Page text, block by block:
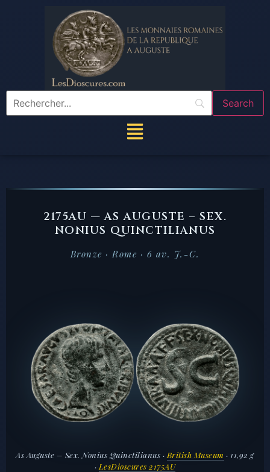
2175AU — AS AUGUSTE – SEX.
NONIUS QUINCTILIANUS
Bronze · Rome · 6 av. J.-C.
As Auguste – Sex. Nonius Quinctilianus · British Museum · 11,92 g
· LesDioscures 2175AU